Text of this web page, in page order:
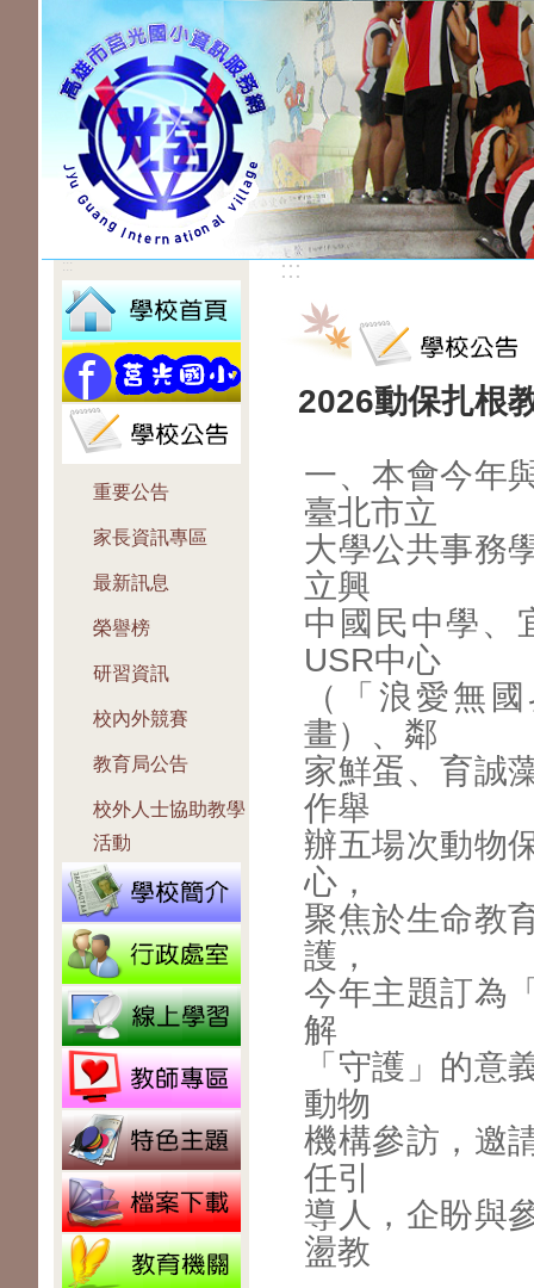
:::
重要公告
家長資訊專區
最新訊息
榮譽榜
研習資訊
校內外競賽
教育局公告
校外人士協助教學
活動
:::
2026動保扎根
一、本會今年
臺北市立
大學公共事務
立興
中國民中學、
USR中心
（「浪愛無
畫）、鄰
家鮮蛋、育誠
作舉
辦五場次動物
心，
聚焦於生命教
護，
今年主題訂為
解
「守護」的意
動物
機構參訪，邀
任引
導人，企盼與
盪教